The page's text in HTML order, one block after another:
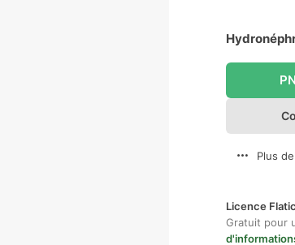
Plus
Licence
Gratuit pour